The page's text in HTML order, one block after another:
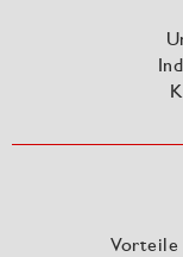
Vorteile